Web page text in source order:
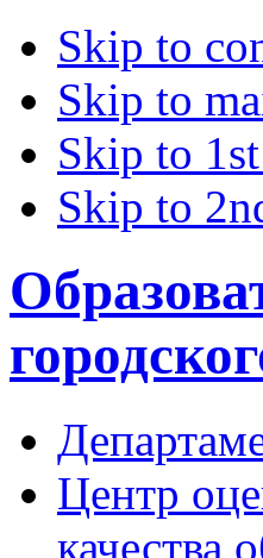
Skip to
Skip to
Skip to
Skip to
Центр
качества